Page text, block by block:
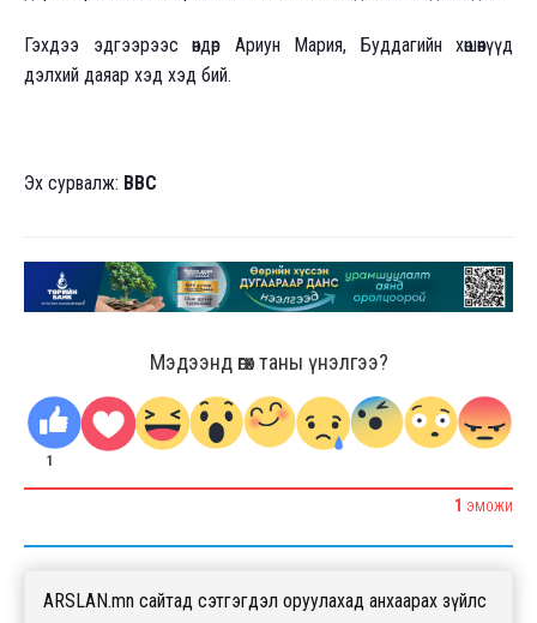
Гэхдээ эдгээрээс өндөр Ариун Мария, Буддагийн хөшөөнүүд
дэлхий даяар хэд хэд бий.
Эх сурвалж: BBC
Мэдээнд өгөх таны үнэлгээ?
1
1 ЭМОЖИ
ARSLAN.mn сайтад сэтгэгдэл оруулахад анхаарах зүйлс